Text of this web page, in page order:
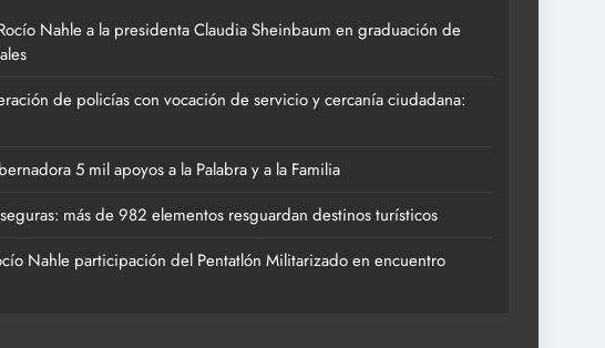
Nahle a la presidenta Claudia Sheinbaum en graduación de
de policías con vocación de servicio y cercanía ciudadana:
5 mil apoyos a la Palabra y a la Familia
más de 982 elementos resguardan destinos turísticos
Nahle participación del Pentatlón Militarizado en encuentro